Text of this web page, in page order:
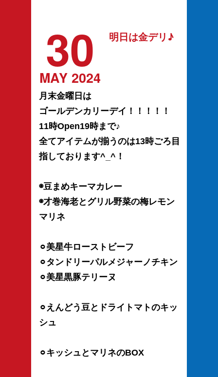
明日は金デリ♪
MAY 2024
30
月末金曜日は
ゴールデンカリーデイ！！！！！
11時Open19時まで♪
全てアイテムが揃うのは13時ごろ目
指しております^_^！
◉豆まめキーマカレー
◉才巻海老とグリル野菜の梅レモン
マリネ
⚪︎美星牛ローストビーフ
⚪︎タンドリーパルメジャーノチキン
⚪︎美星黒豚テリーヌ
⚪︎えんどう豆とドライトマトのキッ
シュ
⚪︎キッシュとマリネのBOX